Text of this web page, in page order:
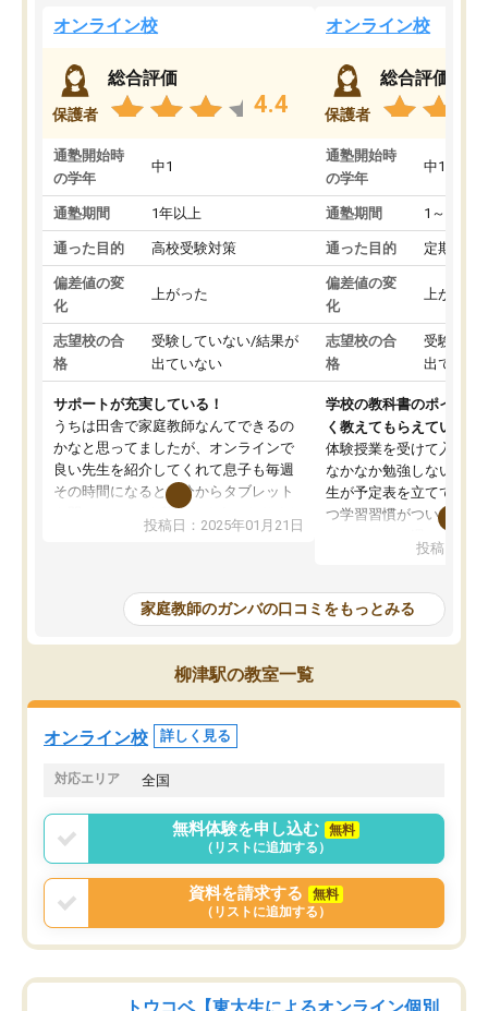
オンライン校
保護者
総合評価
4.4
通塾開始時
の学年
中1
通塾期間 1年以上
通った目的 高校受験対策
偏差値の変
化
上がった
志望校の合
格
受験していない/結果が
出ていない
サポートが充実している！
うちは田舎で家庭教師なんてできるの
かなと思ってましたが、オンラインで
良い先生を紹介してくれて息子も毎週
その時間になると自分からタブレット
を開いてzoomを繋げるようになりまし
た！5科目なんでもOKなのもとても気
めて1年ほどだった今では平均点以上の
科目が増えてきました！あと1年受験ま
であるので無料の週末教室を使用しな
がら頑張って欲しいと思います！
投稿日：2025年01月21日
オンライン校
保護者
総合評価
通塾開始時
の学年
中1
通塾期間 1～3ヵ月
通った目的 定期テス
偏差値の変
化
上がった
志望校の合
格
受験して
出ていな
学校の教科書のポイント
く教えてもらえている
体験授業を受けて入塾し
なかなか勉強しない息子
生が予定表を立ててくれ
つ学習習慣がついてきま
指導が無い日も予定表
問できるのでとても助か
投稿日：
家庭教師のガンバの口コミをもっとみる
柳津駅の教室一覧
オンライン校 詳しく見る
対応エリア 全国
無料体験を申し込む
無料
（リストに追加する）
資料を請求する
無料
（リストに追加する）
トウコベ【東大生によるオンライン個別